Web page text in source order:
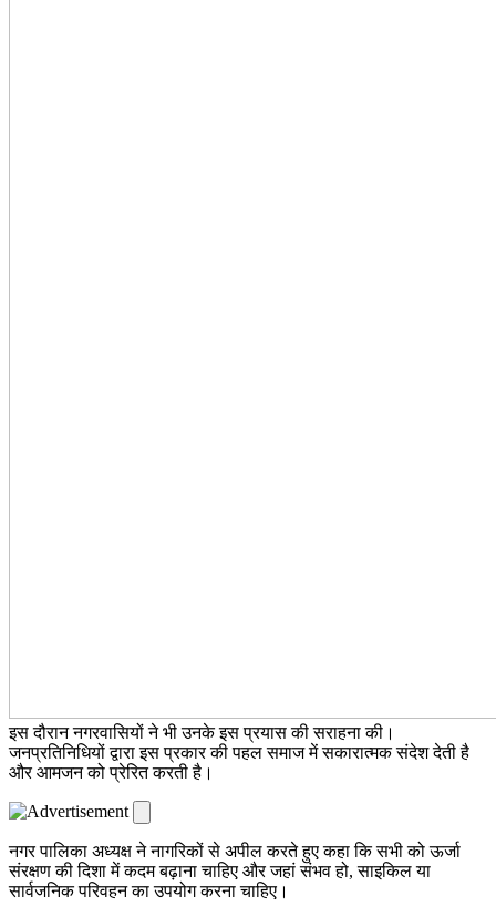
इस दौरान नगरवासियों ने भी उनके इस प्रयास की सराहना की।
जनप्रतिनिधियों द्वारा इस प्रकार की पहल समाज में सकारात्मक संदेश देती है
और आमजन को प्रेरित करती है।
नगर पालिका अध्यक्ष ने नागरिकों से अपील करते हुए कहा कि सभी को ऊर्जा
संरक्षण की दिशा में कदम बढ़ाना चाहिए और जहां संभव हो, साइकिल या
सार्वजनिक परिवहन का उपयोग करना चाहिए।